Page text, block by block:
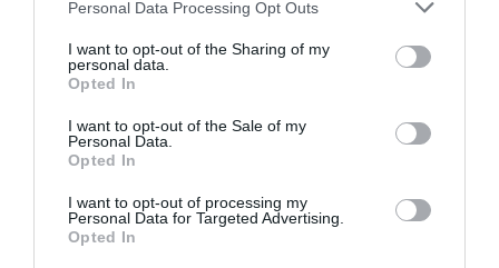
Personal Data Processing Opt Outs
I want to opt-out of the Sharing of my
personal data.
Opted In
I want to opt-out of the Sale of my
Personal Data.
Opted In
I want to opt-out of processing my
Personal Data for Targeted Advertising.
Opted In
έργο –που γράφτηκε το 44 π.Χ. με πρωτότυπο τίτλο Σε
Μεγάλη Ηλικία– έχει ενθουσιάσει και εμπνεύσει
Τζέφερσον για περισσότερο από δύο χιλιάδες χρόνια.
Σε αυτή την εκδοχή του, με νέα μετάφραση και νέα
μεγάλη ανησυχία που συνοδεύει τα γηρατειά,
αποδεικνύοντας πως αυτή η ανησυχία χαρακτηρίζεται